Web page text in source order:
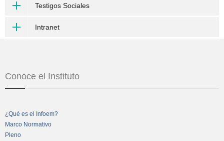
Testigos Sociales
Intranet
Conoce el Instituto
¿Qué es el Infoem?
Marco Normativo
Pleno